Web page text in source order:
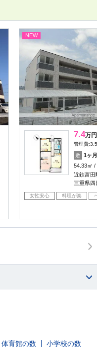
NEW
7.4万円
管理費
敷
1ヶ月
54.33㎡
近鉄富田
三重県
女性安心 料理が楽
体育館の数 小学校の数